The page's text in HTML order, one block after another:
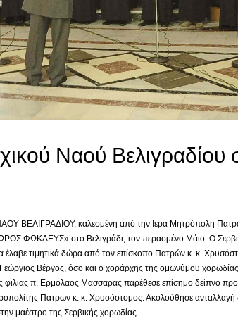
Ναού Βελιγραδίου
ΒΕΛΙΓΡΑΔΙΟΥ, καλεσμένη από την Ιερά Μητρόπολη
ΦΩΚΑΕΥΣ» στο Βελιγράδι, τον περασμένο Μάιο. Ο
έλαβε τιμητικά δώρα από τον επίσκοπο Πατρών κ. κ.
Βέργος, όσο και ο χοράρχης της ομωνύμου
π. Ερμόλαος Μασσαράς παρέθεσε επίσημο δείπνο
Πατρών κ. κ. Χρυσόστομος. Ακολούθησε ανταλλαγή
μαέστρο της Σερβικής χορωδίας.